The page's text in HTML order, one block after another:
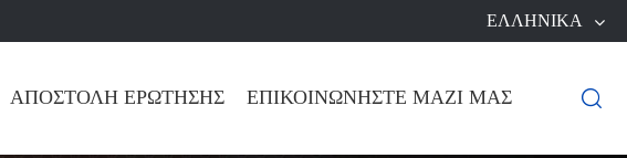
ΕΛΛΗΝΙΚΆ
ΑΠΟΣΤΟΛΉ ΕΡΏΤΗΣΗΣ ΕΠΙΚΟΙΝΩΝΉΣΤΕ ΜΑΖΊ ΜΑΣ 